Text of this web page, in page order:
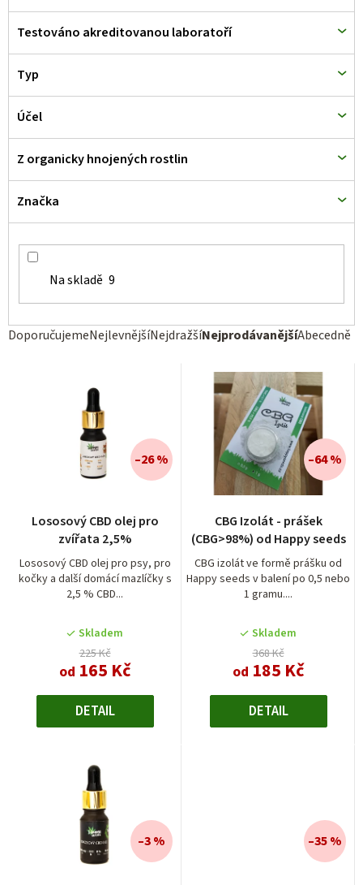
Ř
u
DoporučujemeNejlevnějšíNejdražšíNejprodávanějšíAbecedně
Na skladě 9
Testováno akreditovanou laboratoří
Typ
Účel
Z organicky hnojených rostlin
Značka
Lososový CBD olej pro
zvířata 2,5%
Lososový CBD olej pro psy, pro
kočky a další domácí mazlíčky s
2,5 % CBD...
Skladem
225 Kč
od 165 Kč
–26 %
DETAIL
CBG Izolát - prášek
(CBG>98%) od Happy seeds
CBG izolát ve formě prášku od
Happy seeds v balení po 0,5 nebo
1 gramu....
Skladem
368 Kč
od 185 Kč
–64 %
DETAIL
–3 % –35 %